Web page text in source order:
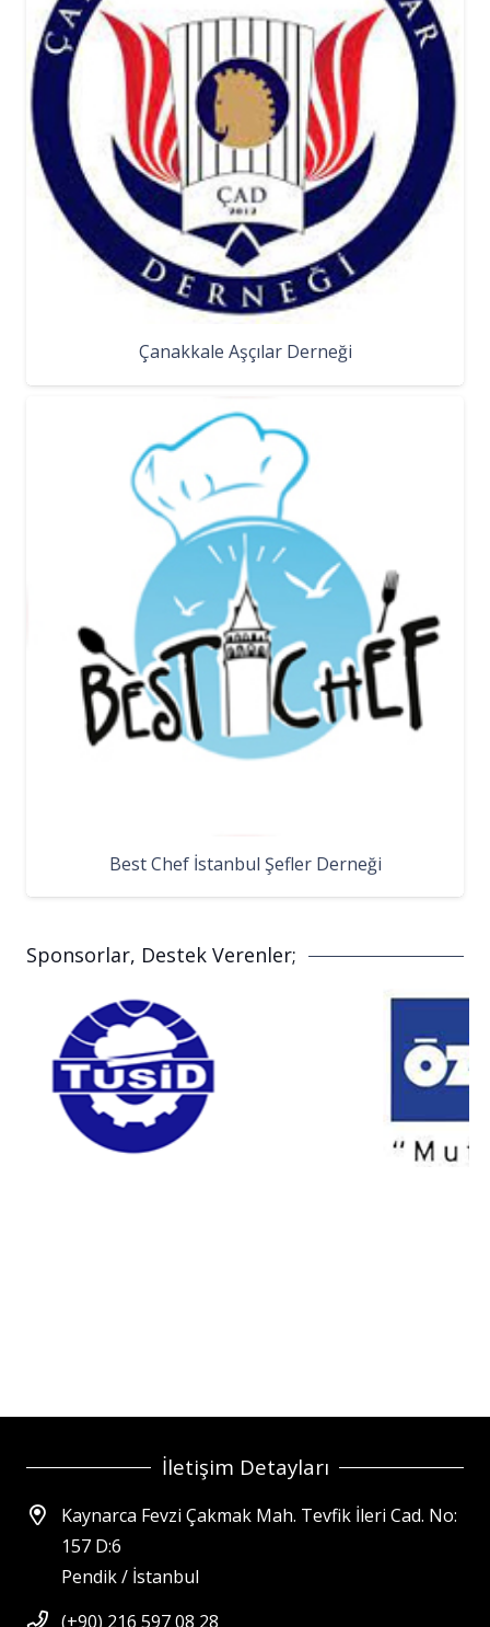
Çanakkale Aşçılar Derneği
Best Chef İstanbul Şefler Derneği
Sponsorlar, Destek Verenler;
İletişim Detayları
Kaynarca Fevzi Çakmak Mah. Tevfik İleri Cad. No:
157 D:6
Pendik / İstanbul
(+90) 216 597 08 28